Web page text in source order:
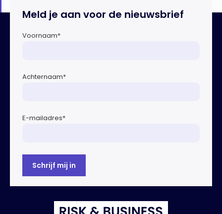
Meld je aan voor de nieuwsbrief
Voornaam*
Achternaam*
E-mailadres*